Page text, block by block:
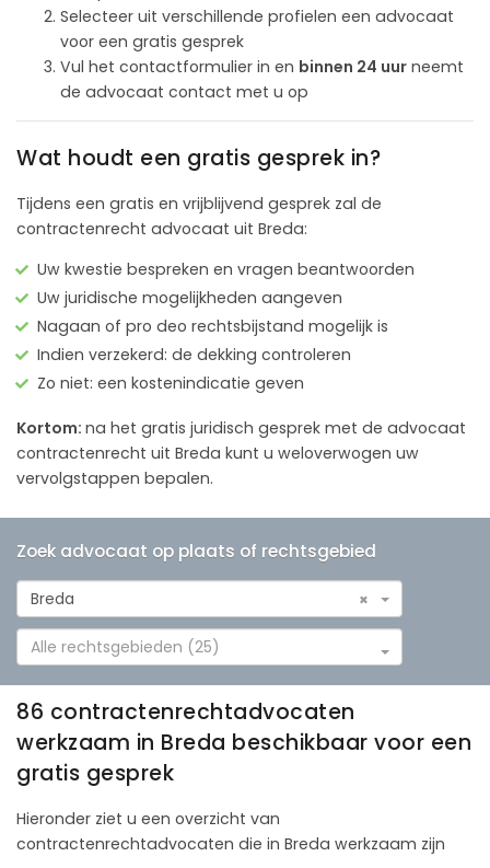
Selecteer uit verschillende profielen een advocaat
voor een gratis gesprek
Vul het contactformulier in en binnen 24 uur neemt
de advocaat contact met u op
Wat houdt een gratis gesprek in?
Tijdens een gratis en vrijblijvend gesprek zal de
contractenrecht advocaat uit Breda:
Uw kwestie bespreken en vragen beantwoorden
Uw juridische mogelijkheden aangeven
Nagaan of pro deo rechtsbijstand mogelijk is
Indien verzekerd: de dekking controleren
Zo niet: een kostenindicatie geven
Kortom: na het gratis juridisch gesprek met de advocaat
contractenrecht uit Breda kunt u weloverwogen uw
vervolgstappen bepalen.
Zoek advocaat op plaats of rechtsgebied
×
Breda
Alle rechtsgebieden (25)
86 contractenrechtadvocaten
werkzaam in Breda beschikbaar voor een
gratis gesprek
Hieronder ziet u een overzicht van
contractenrechtadvocaten die in Breda werkzaam zijn